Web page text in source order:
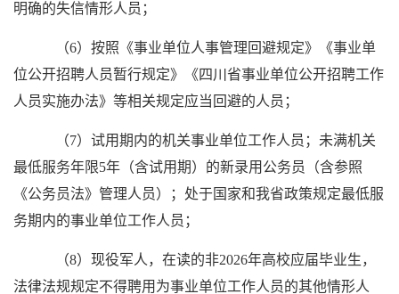
明确的失信情形人员；
（6）按照《事业单位人事管理回避规定》《事业单
位公开招聘人员暂行规定》《四川省事业单位公开招聘工作
人员实施办法》等相关规定应当回避的人员；
（7）试用期内的机关事业单位工作人员；未满机关
最低服务年限5年（含试用期）的新录用公务员（含参照
《公务员法》管理人员）；处于国家和我省政策规定最低服
务期内的事业单位工作人员；
（8）现役军人，在读的非2026年高校应届毕业生，
法律法规规定不得聘用为事业单位工作人员的其他情形人